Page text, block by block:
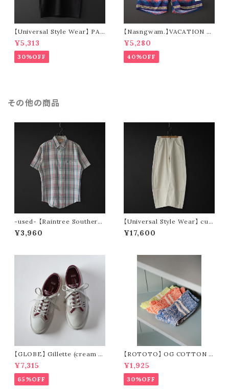
【Universal Style Wear】 PAN
AMA suka t-shirt (black)
¥5,313
30%OFF
【Nasngwam.】VACATION S
HORTS (navy)
¥5,280
40%OFF
その他の商品
-used- 【Raintree Southern
Collection by Hampton】 90
s s/s button-down shirt
¥3,960
【Universal Style Wear】 cur
ve painter pants (off white)
¥17,600
【GLOBE】 Gillette (cream /
pomegranate)
¥7,315
65%OFF
【ROTOTO】 OG COTTON S
¥1,925
30%OFF